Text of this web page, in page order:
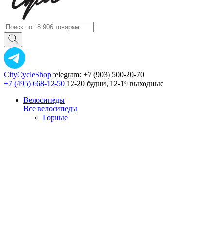
CityCycleShop telegram: +7 (903) 500-20-70
+7 (495) 668-12-50 12-20 будни, 12-19 выходные
Велосипеды
Все велосипеды
Горные